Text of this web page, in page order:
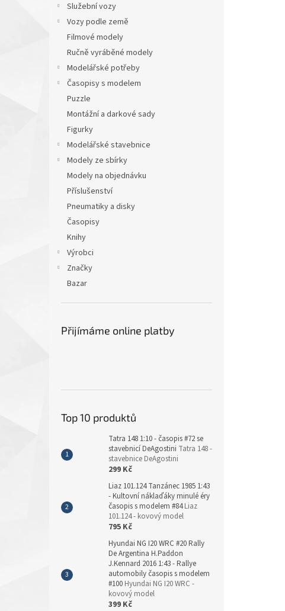
Služební vozy
Vozy podle země
Filmové modely
Ručně vyráběné modely
Modelářské potřeby
Časopisy s modelem
Puzzle
Montážní a darkové sady
Figurky
Modelářské stavebnice
Modely ze sbírky
Modely na objednávku
Příslušenství
Pneumatiky a disky
Časopisy
Knihy
Výrobci
Značky
Bazar
Přijímáme online platby
Top 10 produktů
Tatra 148 1:10 - časopis #72 se
stavebnicí DeAgostini Tatra 148 -
stavebnice DeAgostini
299 Kč
Liaz 101.124 Tanzánec 1985 1:43
- Kultovní náklaďáky minulé éry
časopis s modelem #84Liaz
101.124 - kovový model
795 Kč
Hyundai NG I20 WRC #20 Rally
De Argentina H.Paddon
J.Kennard 2016 1:43 - Rallye
automobily časopis s modelem
#100 Hyundai NG I20 WRC -
kovový model
399 Kč